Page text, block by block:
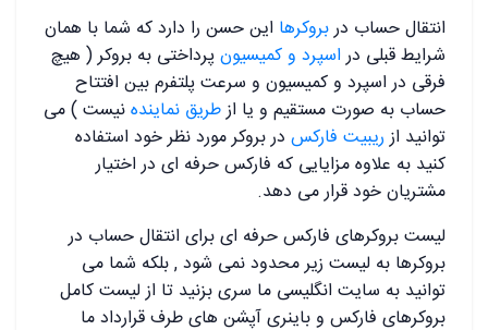
انتقال حساب دربروکرها این حسن را دارد که شما با همان
شرایط قبلی دراسپرد و کمیسیون پرداختی به بروکر ( هیچ
فرقی در اسپرد و کمیسیون و سرعت پلتفرم بین افتتاح
حساب به صورت مستقیم و یا ازطریق نمایندهنیست ) می
توانید ازریبیت فارکس در بروکر مورد نظر خود استفاده
کنید به علاوه مزایایی که فارکس حرفه ای در اختیار
مشتریان خود قرار می دهد.
لیست بروکرهای فارکس حرفه ای برای انتقال حساب در
بروکرها به لیست زیر محدود نمی شود , بلکه شما می
توانید به سایت انگلیسی ما سری بزنید تا از لیست کامل
بروکرهای فارکس و باینری آپشن های طرف قرارداد ما